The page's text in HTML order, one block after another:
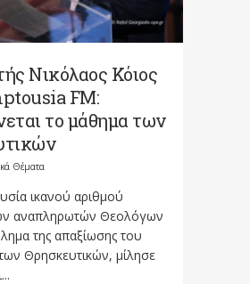
Νικόλαος Κόιος
FM:
το μάθημα των
Θέματα
ικανού αριθμού
αναπληρωτών Θεολόγων
της απαξίωσης του
Θρησκευτικών, μίλησε